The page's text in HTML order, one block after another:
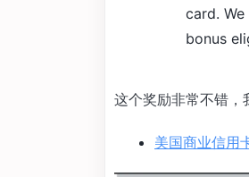
card.
bonus
这个奖励非常不错，
美国商业信用